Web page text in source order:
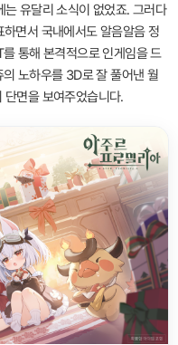
유달리 소식이 없었죠. 그러다
면서 국내에서도 알음알음 정
통해 본격적으로 인게임을 드
노하우를 3D로 잘 풀어낸 월
면을 보여주었습니다.